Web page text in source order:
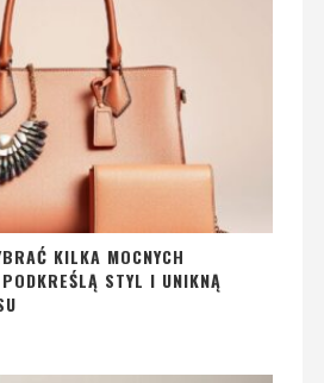
KILKA MOCNYCH
STYL I UNIKNĄ